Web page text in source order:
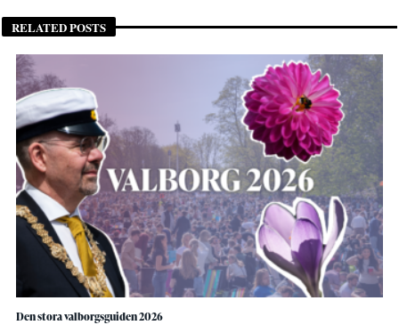
RELATED POSTS
Den stora valborgsguiden 2026